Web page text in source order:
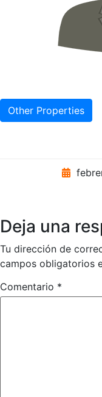
Other Properties
Deja una
Tu dirección de
campos obligatorios
Comentario *